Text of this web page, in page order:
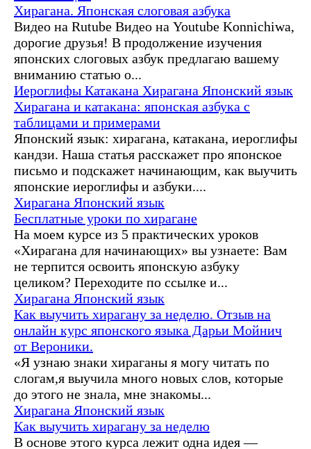
Хирагана. Японская слоговая азбука
Видео на Rutube Видео на Youtube Konnichiwa,
дорогие друзья! В продолжение изучения
японских слоговых азбук предлагаю вашему
вниманию статью о...
Иероглифы Катакана Хирагана Японский язык
Хирагана и катакана: японская азбука с
таблицами и примерами
Японский язык: хирагана, катакана, иероглифы
кандзи. Наша статья расскажет про японское
письмо и подскажет начинающим, как выучить
японские иероглифы и азбуки....
Хирагана Японский язык
Бесплатные уроки по хирагане
На моем курсе из 5 практических уроков
«Хирагана для начинающих» вы узнаете: Вам
не терпится освоить японскую азбуку
целиком? Переходите по ссылке и...
Хирагана Японский язык
Как выучить хирагану за неделю. Отзыв на
онлайн курс японского языка Дарьи Мойнич
от Вероники.
«Я узнаю знаки хираганы я могу читать по
слогам,я выучила много новых слов, которые
до этого не знала, мне знакомы...
Хирагана Японский язык
Как выучить хирагану за неделю
В основе этого курса лежит одна идея —